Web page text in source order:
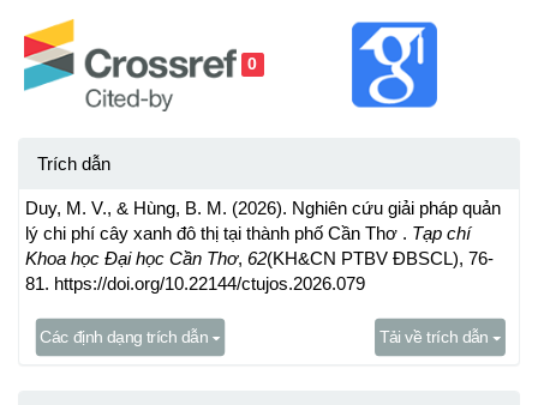
0
Trích dẫn
Duy, M. V., & Hùng, B. M. (2026). Nghiên cứu giải pháp quản
lý chi phí cây xanh đô thị tại thành phố Cần Thơ . Tạp chí
Khoa học Đại học Cần Thơ, 62(KH&CN PTBV ĐBSCL), 76-
81. https://doi.org/10.22144/ctujos.2026.079
Các định dạng trích dẫn Tải về trích dẫn